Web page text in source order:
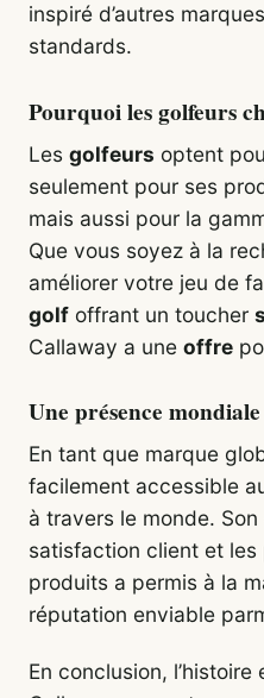
inspiré d’autres
standards.
Pourquoi les golfeurs
Les golfeurs optent
seulement pour ses
mais aussi pour la
Que vous soyez à la
améliorer votre jeu de
golf offrant un toucher
Callaway a une offre
Une présence mondiale
En tant que marque
facilement accessible
à travers le monde.
satisfaction client et
produits a permis à la
réputation enviable
En conclusion,